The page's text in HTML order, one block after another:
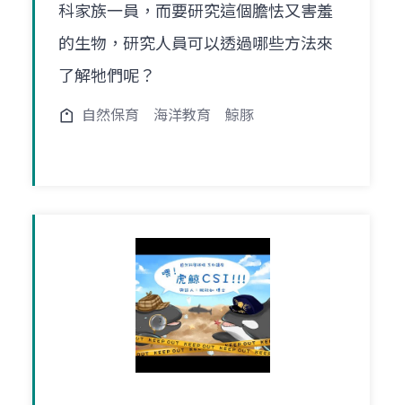
科家族一員，而要研究這個膽怯又害羞
的生物，研究人員可以透過哪些方法來
了解牠們呢？
自然保育 海洋教育 鯨豚